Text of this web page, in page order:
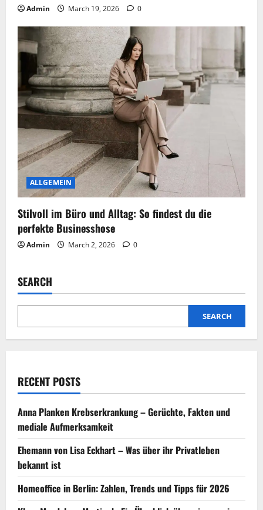
Admin March 19, 2026 0
ALLGEMEIN
Stilvoll im Büro und Alltag: So findest du die
perfekte Businesshose
Admin March 2, 2026 0
SEARCH
SEARCH
RECENT POSTS
Anna Planken Krebserkrankung – Gerüchte, Fakten und
mediale Aufmerksamkeit
Ehemann von Lisa Eckhart – Was über ihr Privatleben
bekannt ist
Homeoffice in Berlin: Zahlen, Trends und Tipps für 2026